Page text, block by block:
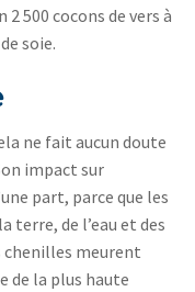
500 cocons de vers à
soie.
ne fait aucun doute
impact sur
part, parce que les
terre, de l’eau et des
chenilles meurent
de la plus haute